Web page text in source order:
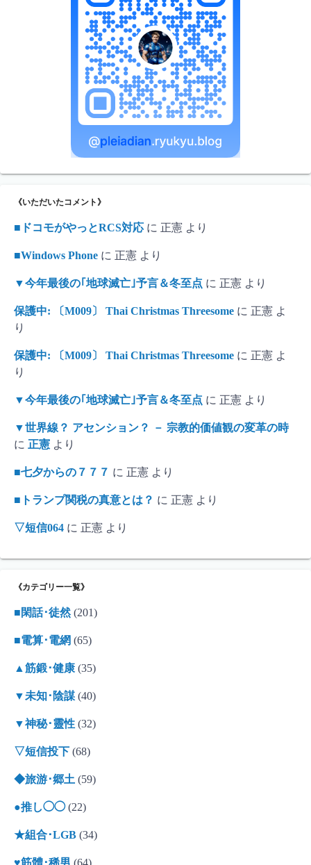
《いただいたコメント》
■ドコモがやっとRCS対応 に 正憲 より
■Windows Phone に 正憲 より
▼今年最後の｢地球滅亡｣予言＆冬至点 に 正憲 より
保護中: 〔M009〕 Thai Christmas Threesome に 正憲 よ
り
保護中: 〔M009〕 Thai Christmas Threesome に 正憲 よ
り
▼今年最後の｢地球滅亡｣予言＆冬至点 に 正憲 より
▼世界線？ アセンション？ － 宗教的価値観の変革の時
に 正憲 より
■七夕からの７７７ に 正憲 より
■トランプ関税の真意とは？ に 正憲 より
▽短信064 に 正憲 より
《カテゴリー一覧》
■閑話･徒然(201)
■電算･電網 (65)
▲筋鍛･健康 (35)
▼未知･陰謀 (40)
▼神秘･靈性 (32)
▽短信投下 (68)
◆旅游･郷土 (59)
●推し◯◯(22)
★組合･LGB (34)